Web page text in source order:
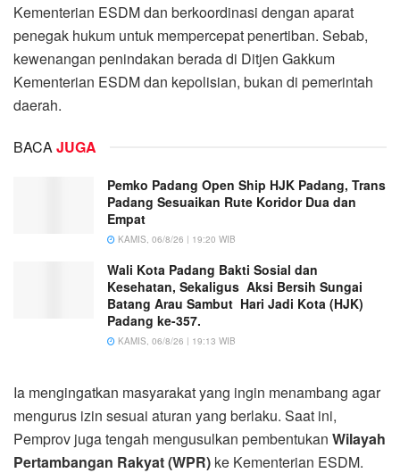
Kementerian ESDM dan berkoordinasi dengan aparat
penegak hukum untuk mempercepat penertiban. Sebab,
kewenangan penindakan berada di Ditjen Gakkum
Kementerian ESDM dan kepolisian, bukan di pemerintah
daerah.
BACAJUGA
Pemko Padang Open Ship HJK Padang, Trans
Padang Sesuaikan Rute Koridor Dua dan
Empat
KAMIS, 06/8/26 | 19:20 WIB
Wali Kota Padang Bakti Sosial dan
Kesehatan, Sekaligus Aksi Bersih Sungai
Batang Arau Sambut Hari Jadi Kota (HJK)
Padang ke-357.
KAMIS, 06/8/26 | 19:13 WIB
Ia mengingatkan masyarakat yang ingin menambang agar
mengurus izin sesuai aturan yang berlaku. Saat ini,
Pemprov juga tengah mengusulkan pembentukan Wilayah
Pertambangan Rakyat (WPR) ke Kementerian ESDM.